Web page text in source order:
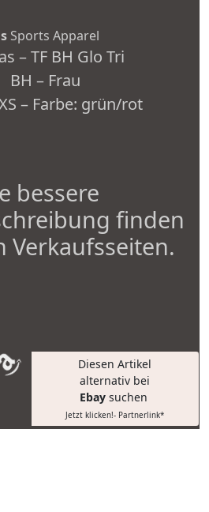
Sports Apparel
– TF BH Glo Tri
BH – Frau
– Farbe: grün/rot
bessere
finden
Verkaufsseiten.
Diesen Artikel
alternativ bei
Ebay suchen
Jetzt klicken!- Partnerlink*